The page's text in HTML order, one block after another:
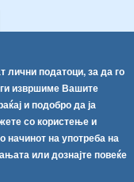
податоци, за да го
извршиме Вашите
и подобро да ја
со користење и
начинот на употреба на
или дознајте повеќе